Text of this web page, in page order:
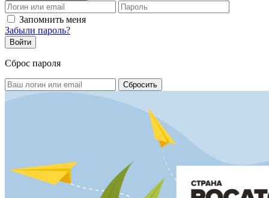
Запомнить меня
Забыли пароль?
Сброс пароля